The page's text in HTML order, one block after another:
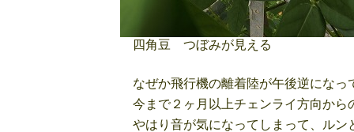
四角豆 つぼみが見える
なぜか飛行機の離着陸が午後逆になっ
今まで２ヶ月以上チェンライ方向から
やはり音が気になってしまって、ルン